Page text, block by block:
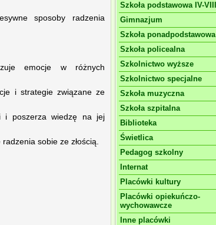
sposoby radzenia
emocje w różnych
i strategie związane ze
i poszerza wiedzę na jej
sobie ze złością.
Szkoła podstawowa IV-VIII
Gimnazjum
Szkoła ponadpodstawowa
Szkoła policealna
Szkolnictwo wyższe
Szkolnictwo specjalne
Szkoła muzyczna
Szkoła szpitalna
Biblioteka
Świetlica
Pedagog szkolny
Internat
Placówki kultury
Placówki opiekuńczo-
wychowawcze
Inne placówki